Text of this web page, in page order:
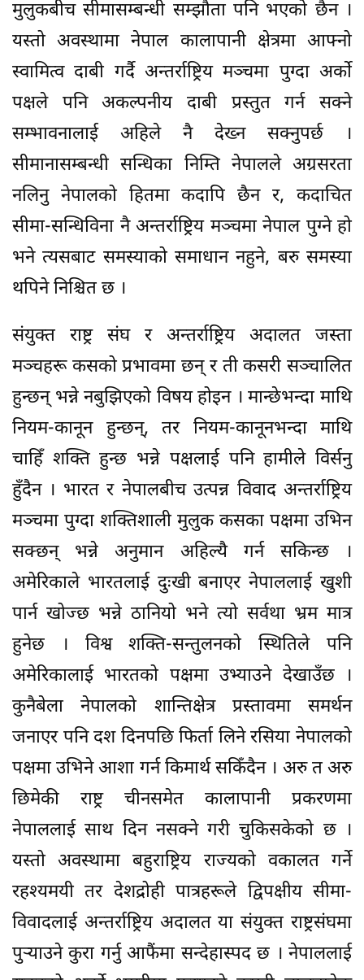
मुलुकबीच सीमासम्बन्धी सम्झौता पनि भएको छैन ।
यस्तो अवस्थामा नेपाल कालापानी क्षेत्रमा आफ्नो
स्वामित्व दाबी गर्दै अन्तर्राष्ट्रिय मञ्चमा पुग्दा अर्को
पक्षले पनि अकल्पनीय दाबी प्रस्तुत गर्न सक्ने
सम्भावनालाई अहिले नै देख्न सक्नुपर्छ ।
सीमानासम्बन्धी सन्धिका निम्ति नेपालले अग्रसरता
नलिनु नेपालको हितमा कदापि छैन र, कदाचित
सीमा-सन्धिविना नै अन्तर्राष्ट्रिय मञ्चमा नेपाल पुग्ने हो
भने त्यसबाट समस्याको समाधान नहुने, बरु समस्या
थपिने निश्चित छ ।
संयुक्त राष्ट्र संघ र अन्तर्राष्ट्रिय अदालत जस्ता
मञ्चहरू कसको प्रभावमा छन् र ती कसरी सञ्चालित
हुन्छन् भन्ने नबुझिएको विषय होइन । मान्छेभन्दा माथि
नियम-कानून हुन्छन्, तर नियम-कानूनभन्दा माथि
चाहिँ शक्ति हुन्छ भन्ने पक्षलाई पनि हामीले विर्सनु
हुँदैन । भारत र नेपालबीच उत्पन्न विवाद अन्तर्राष्ट्रिय
मञ्चमा पुग्दा शक्तिशाली मुलुक कसका पक्षमा उभिन
सक्छन् भन्ने अनुमान अहिल्यै गर्न सकिन्छ ।
अमेरिकाले भारतलाई दुःखी बनाएर नेपाललाई खुशी
पार्न खोज्छ भन्ने ठानियो भने त्यो सर्वथा भ्रम मात्र
हुनेछ । विश्व शक्ति-सन्तुलनको स्थितिले पनि
अमेरिकालाई भारतको पक्षमा उभ्याउने देखाउँछ ।
कुनैबेला नेपालको शान्तिक्षेत्र प्रस्तावमा समर्थन
जनाएर पनि दश दिनपछि फिर्ता लिने रसिया नेपालको
पक्षमा उभिने आशा गर्न किमार्थ सकिँदैन । अरु त अरु
छिमेकी राष्ट्र चीनसमेत कालापानी प्रकरणमा
नेपाललाई साथ दिन नसक्ने गरी चुकिसकेको छ ।
यस्तो अवस्थामा बहुराष्ट्रिय राज्यको वकालत गर्ने
रहश्यमयी तर देशद्रोही पात्रहरूले द्विपक्षीय सीमा-
विवादलाई अन्तर्राष्ट्रिय अदालत या संयुक्त राष्ट्रसंघमा
पुऱ्याउने कुरा गर्नु आफैंमा सन्देहास्पद छ । नेपाललाई